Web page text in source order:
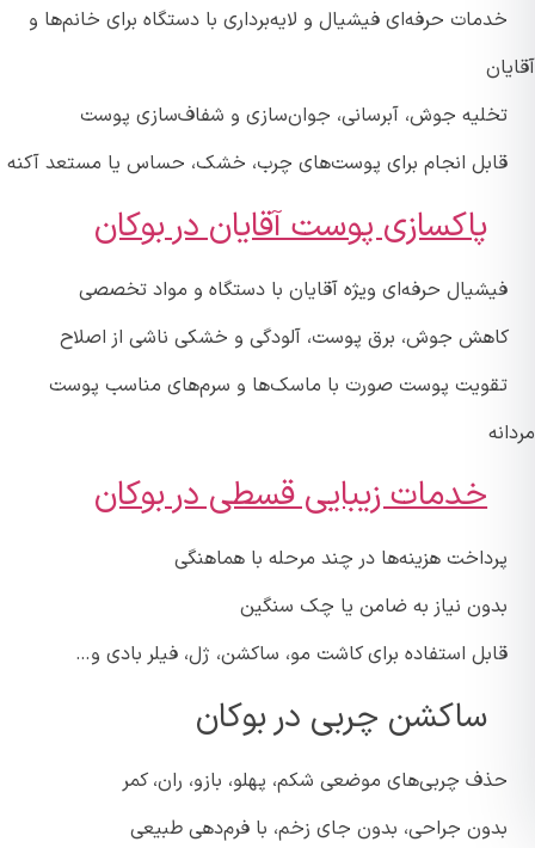
حرفه‌ای فیشیال و لایه‌برداری با دستگاه برای خانم‌ها و
جوش، آبرسانی، جوان‌سازی و شفاف‌سازی پوست
انجام برای پوست‌های چرب، خشک، حساس یا مستعد آکنه
پاکسازی پوست آقایان در بوکان
حرفه‌ای ویژه آقایان با دستگاه و مواد تخصصی
جوش، برق پوست، آلودگی و خشکی ناشی از اصلاح
پوست صورت با ماسک‌ها و سرم‌های مناسب پوست
خدمات زیبایی قسطی در بوکان
هزینه‌ها در چند مرحله با هماهنگی
نیاز به ضامن یا چک سنگین
استفاده برای کاشت مو، ساکشن، ژل، فیلر بادی و…
ساکشن چربی در بوکان
چربی‌های موضعی شکم، پهلو، بازو، ران، کمر
جراحی، بدون جای زخم، با فرم‌دهی طبیعی